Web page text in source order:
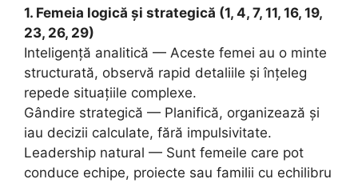
1. Femeia logică și strategică (1, 4, 7, 11, 16, 19,
23, 26, 29)
Inteligență analitică — Aceste femei au o minte
structurată, observă rapid detaliile și înțeleg
repede situațiile complexe.
Gândire strategică — Planifică, organizează și
iau decizii calculate, fără impulsivitate.
Leadership natural — Sunt femeile care pot
conduce echipe, proiecte sau familii cu echilibru